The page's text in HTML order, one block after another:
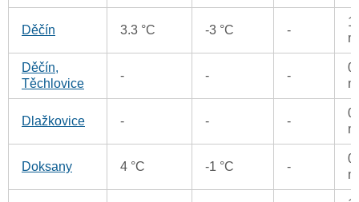
Děčín 3.3 °C -3 °C -
Děčín,
Těchlovice
- - -
Dlažkovice - - -
Doksany 4 °C -1 °C -